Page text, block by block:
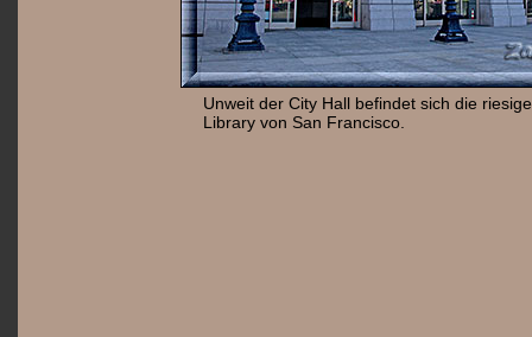
Unweit der City Hall befindet sich die
Library von San Francisco.